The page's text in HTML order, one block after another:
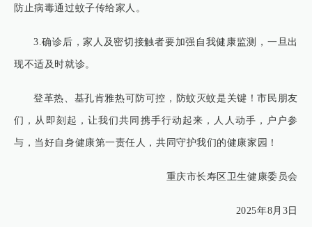
防止病毒通过蚊子传给家人。
3.确诊后，家人及密切接触者要加强自我健康监测，一旦出
现不适及时就诊。
登革热、基孔肯雅热可防可控，防蚊灭蚊是关键！市民朋友
们，从即刻起，让我们共同携手行动起来，人人动手，户户参
与，当好自身健康第一责任人，共同守护我们的健康家园！
重庆市长寿区卫生健康委员会
2025年8月3日